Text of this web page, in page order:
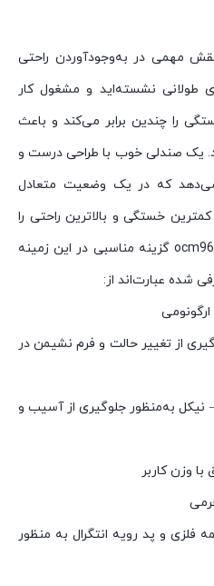
مهمی در به‌وجودآوردن راحتی
طولانی نشسته‌اید و مشغول کار
را چندین برابر می‌کند و باعث
یک صندلی خوب با طراحی درست و
می‌دهد که در یک وضعیت متعادل
خستگی و بالاترین راحتی را
داشته باشد، صندلی مدیریتی ocm969 گزینه مناسبی در این زمینه
شده عبارت‌اند از:
از تغییر حالت و فرم نشیمن در
نیکل به‌منظور جلوگیری از آسیب و
وزن کاربر
و پد رویه انتگرال به‌ منظور